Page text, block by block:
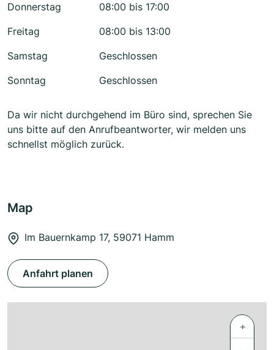
Donnerstag
08:00 bis 17:00
Freitag
08:00 bis 13:00
Samstag
Geschlossen
Sonntag
Geschlossen
Da wir nicht durchgehend im Büro sind, sprechen Sie
uns bitte auf den Anrufbeantworter, wir melden uns
schnellst möglich zurück.
Map
Im Bauernkamp 17, 59071 Hamm
Anfahrt planen
+